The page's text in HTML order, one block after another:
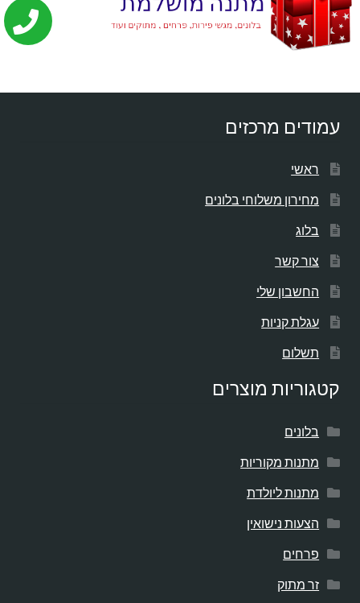
עמודים מרכזים
ראשי
מחירון משלוחי בלונים
בלוג
צור קשר
החשבון שלי
עגלת קניות
תשלום
קטגוריות מוצרים
בלונים
מתנות מקוריות
מתנות ליולדת
הצעות נישואין
פרחים
זר מתוק